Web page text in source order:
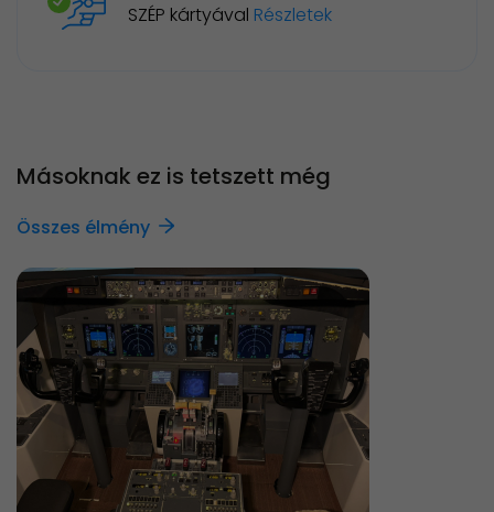
SZÉP kártyával Részletek
Másoknak ez is tetszett még
Összes élmény